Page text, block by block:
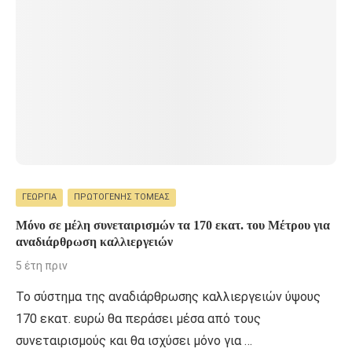
ΓΕΩΡΓΊΑ ΠΡΩΤΟΓΕΝΉΣ ΤΟΜΈΑΣ
Μόνο σε μέλη συνεταιρισμών τα 170 εκατ. του Μέτρου για
αναδιάρθρωση καλλιεργειών
5 έτη πριν
Το σύστηµα της αναδιάρθρωσης καλλιεργειών ύψους
170 εκατ. ευρώ θα περάσει µέσα από τους
συνεταιρισµούς και θα ισχύσει µόνο για …